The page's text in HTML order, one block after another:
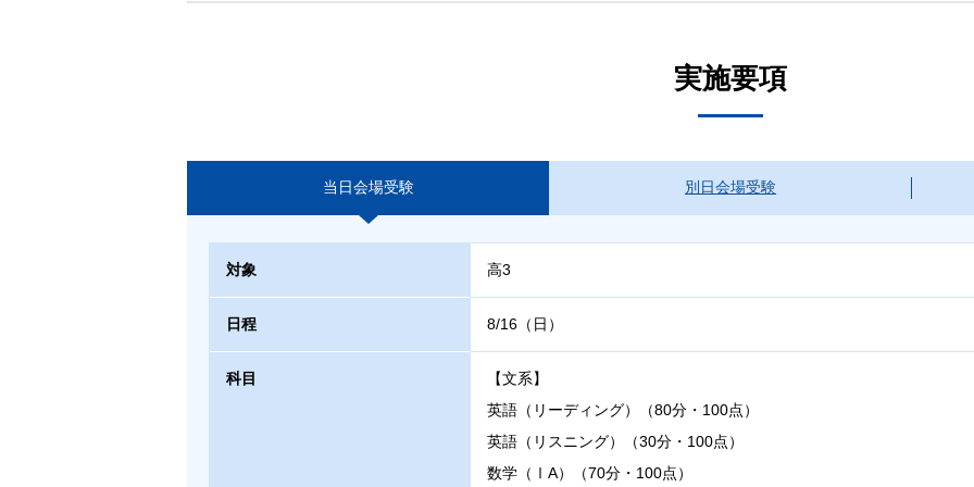
実施要項
当日会場受験 別日会場受験
対象 高3
日程 8/16（日）
科目
【文系】
英語（リーディング）（80分・100点）
英語（リスニング）（30分・100点）
数学（ⅠA）（70分・100点）